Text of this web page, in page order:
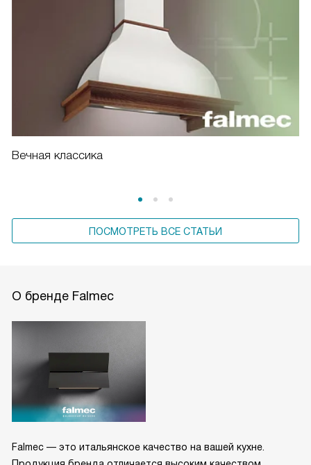
Вечная классика
ПОСМОТРЕТЬ ВСЕ СТАТЬИ
О бренде Falmec
Falmec — это итальянское качество на вашей кухне.